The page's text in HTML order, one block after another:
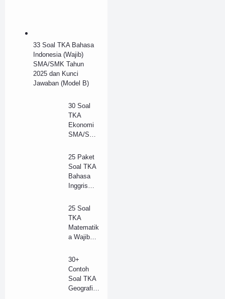
33 Soal TKA Bahasa
Indonesia (Wajib)
SMA/SMK Tahun
2025 dan Kunci
Jawaban (Model B)
30 Soal
TKA
Ekonomi
SMA/SM
2025 dan
Kunci
Jawaban
(B)
25 Paket
Soal TKA
Bahasa
Inggris
SMA/SM
K 2025 +
Kunci
Jawaban
(Model B)
25 Soal
TKA
Matematik
a Wajib
Tahun
2025 +
Kunci
Jawaban
Lengkap
30+
Contoh
Soal TKA
Geografi